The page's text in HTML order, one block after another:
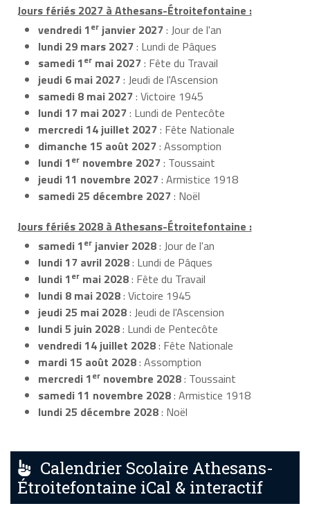
Jours fériés 2027 à Athesans-Étroitefontaine :
vendredi 1er janvier 2027: Jour de l'an
lundi 29 mars 2027: Lundi de Pâques
samedi 1er mai 2027: Fête du Travail
jeudi 6 mai 2027: Jeudi de l'Ascension
samedi 8 mai 2027: Victoire 1945
lundi 17 mai 2027: Lundi de Pentecôte
mercredi 14 juillet 2027: Fête Nationale
dimanche 15 août 2027: Assomption
lundi 1er novembre 2027: Toussaint
jeudi 11 novembre 2027: Armistice 1918
samedi 25 décembre 2027: Noël
Jours fériés 2028 à Athesans-Étroitefontaine :
samedi 1er janvier 2028: Jour de l'an
lundi 17 avril 2028: Lundi de Pâques
lundi 1er mai 2028: Fête du Travail
lundi 8 mai 2028: Victoire 1945
jeudi 25 mai 2028: Jeudi de l'Ascension
lundi 5 juin 2028: Lundi de Pentecôte
vendredi 14 juillet 2028: Fête Nationale
mardi 15 août 2028: Assomption
mercredi 1er novembre 2028: Toussaint
samedi 11 novembre 2028: Armistice 1918
lundi 25 décembre 2028: Noël
Calendrier Scolaire Athesans-
Étroitefontaine iCal & interactif